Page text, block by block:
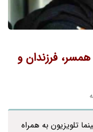
فرزندان و
تلویزیون به همراه